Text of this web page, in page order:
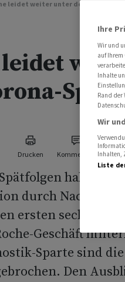
leidet weiter unter den Corona-
leidet
Drucken Kommentare
haben
durch
ersten sechs
Geschäft
Sparte sind
Den
Ihre
Wir und
auf
Inhalte
Rand der
Wir
Inhalten,
Liste